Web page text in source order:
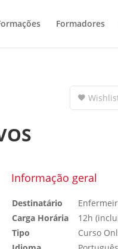
Formadores
Informação geral
Destinatário
Carga Horária
12h
Tipo
Curso